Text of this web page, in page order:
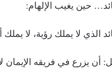
حين يغيب الإلهام:
الذي لا يملك رؤية، لا
أن يزرع في فريقه